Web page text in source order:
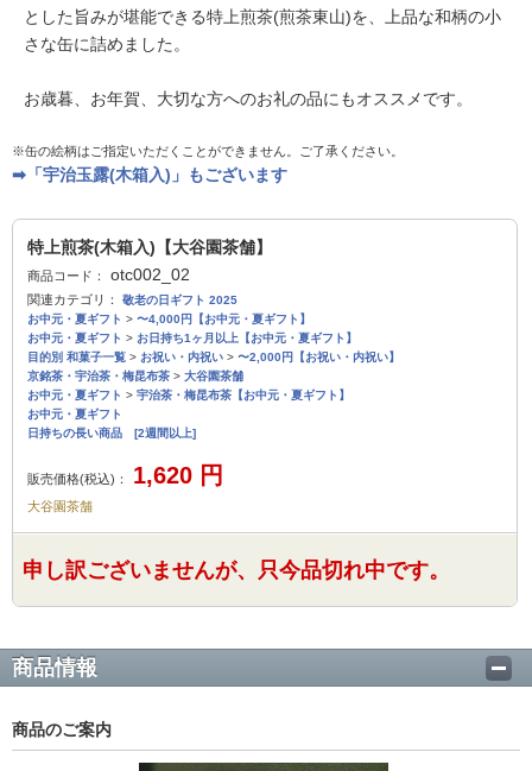
とした旨みが堪能できる特上煎茶(煎茶東山)を、上品な和柄の小
さな缶に詰めました。
お歳暮、お年賀、大切な方へのお礼の品にもオススメです。
※缶の絵柄はご指定いただくことができません。ご了承ください。
➡「宇治玉露(木箱入)」もございます
特上煎茶(木箱入)【大谷園茶舗】
商品コード： otc002_02
関連カテゴリ：
敬老の日ギフト 2025
お中元・夏ギフト > 〜4,000円【お中元・夏ギフト】
お中元・夏ギフト > お日持ち1ヶ月以上【お中元・夏ギフト】
目的別 和菓子一覧 > お祝い・内祝い > 〜2,000円【お祝い・内祝い】
京銘茶・宇治茶・梅昆布茶 > 大谷園茶舗
お中元・夏ギフト > 宇治茶・梅昆布茶【お中元・夏ギフト】
お中元・夏ギフト
日持ちの長い商品 [2週間以上]
販売価格(税込)： 1,620 円
大谷園茶舗
申し訳ございませんが、只今品切れ中です。
商品情報
商品のご案内